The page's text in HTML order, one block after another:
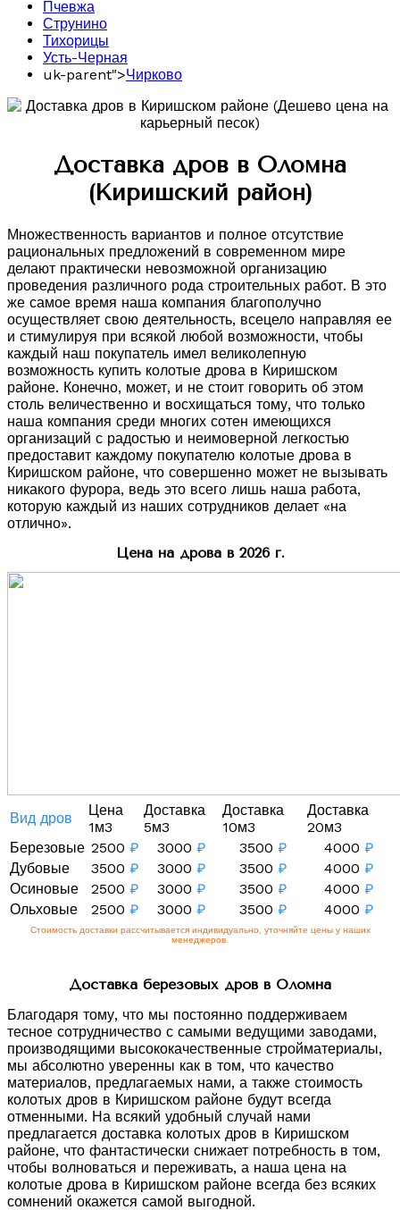
Пчевжа
Струнино
Тихорицы
Усть-Черная
uk-parent">Чирково
Доставка дров в Оломна
(Киришский район)
Множественность вариантов и полное отсутствие
рациональных предложений в современном мире
делают практически невозможной организацию
проведения различного рода строительных работ. В это
же самое время наша компания благополучно
осуществляет свою деятельность, всецело направляя ее
и стимулируя при всякой любой возможности, чтобы
каждый наш покупатель имел великолепную
возможность купить колотые дрова в Киришском
районе. Конечно, может, и не стоит говорить об этом
столь величественно и восхищаться тому, что только
наша компания среди многих сотен имеющихся
организаций с радостью и неимоверной легкостью
предоставит каждому покупателю колотые дрова в
Киришском районе, что совершенно может не вызывать
никакого фурора, ведь это всего лишь наша работа,
которую каждый из наших сотрудников делает «на
отлично».
Цена на дрова в 2026 г.
Вид дров
Цена
1м3
Доставка
5м3
Доставка
10м3
Доставка
20м3
Березовые 2500 ₽ 3000 ₽ 3500 ₽ 4000 ₽
Дубовые
3500 ₽ 3000 ₽ 3500 ₽ 4000 ₽
Осиновые
2500 ₽ 3000 ₽ 3500 ₽ 4000 ₽
Ольховые
2500 ₽ 3000 ₽ 3500 ₽ 4000 ₽
Стоимость доставки рассчитывается индивидуально, уточняйте цены у наших
менеджеров.
Доставка березовых дров в Оломна
Благодаря тому, что мы постоянно поддерживаем
тесное сотрудничество с самыми ведущими заводами,
производящими высококачественные стройматериалы,
мы абсолютно уверенны как в том, что качество
материалов, предлагаемых нами, а также стоимость
колотых дров в Киришском районе будут всегда
отменными. На всякий удобный случай нами
предлагается доставка колотых дров в Киришском
районе, что фантастически снижает потребность в том,
чтобы волноваться и переживать, а наша цена на
колотые дрова в Киришском районе всегда без всяких
сомнений окажется самой выгодной.